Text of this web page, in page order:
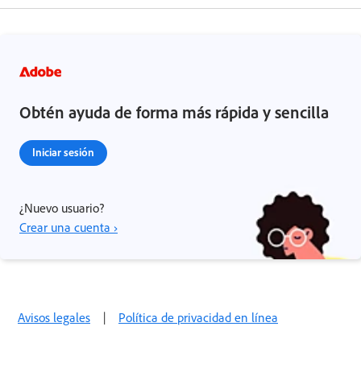
Obtén ayuda de forma más rápida y sencilla
Iniciar sesión
¿Nuevo usuario?
Crear una cuenta ›
Avisos legales | Política de privacidad en línea